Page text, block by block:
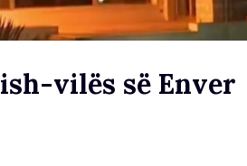
vilës së Enver